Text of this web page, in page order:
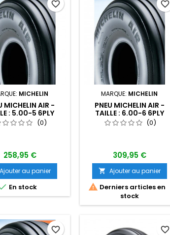
MICHELIN
MICHELIN AIR -
: 5.00-5 6PLY
(0)
258,95 €
Ajouter au panier
En stock
favorite_border
MARQUE: MICHELIN
PNEU MICHELIN AIR -
TAILLE : 6.00-6 6PLY
(0)
309,95 €
 Ajouter au panier
 Derniers articles en
stock
favorite_border
favorite_border favorite_border